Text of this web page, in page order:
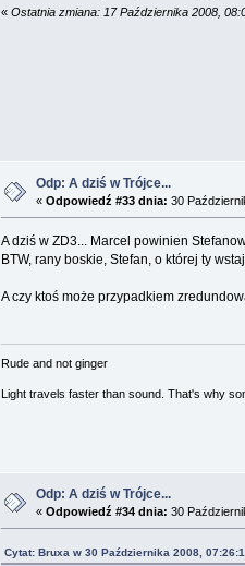
« Ostatnia zmiana: 17 Października 2008,
Odp: A dziś w Trójce...
«Odpowiedź #33 dnia: 30
A dziś w ZD3... Marcel powinien
BTW, rany boskie, Stefan, o której ty
A czy ktoś może przypadkiem
Rude and not ginger
Light travels faster than sound. That's why
Odp: A dziś w Trójce...
«Odpowiedź #34 dnia: 30
Cytat: Bruxa w 30 Października 2008,